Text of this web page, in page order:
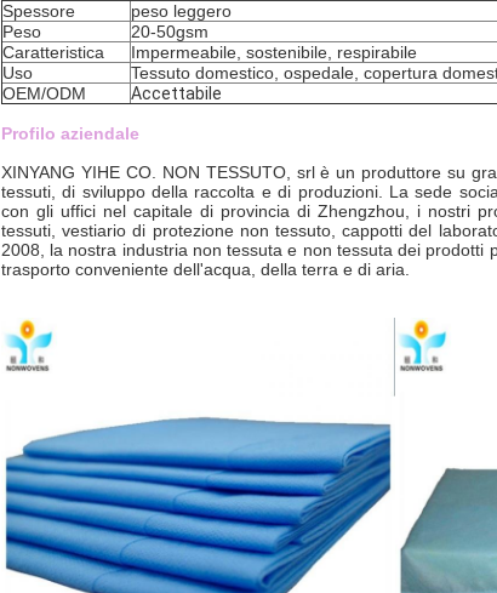
Spessore
peso leggero
Peso
20-50gsm
Caratteristica
Impermeabile, sostenibile, respirabile
Uso
Tessuto domestico, ospedale, copertura
OEM/ODM
Accettabile
Profilo aziendale
XINYANG YIHE CO. NON TESSUTO, srl è un produttore su
tessuti, di sviluppo della raccolta e di produzioni. La sede
con gli uffici nel capitale di provincia di Zhengzhou, i nostri
tessuti, vestiario di protezione non tessuto, cappotti del
2008, la nostra industria non tessuta e non tessuta dei
trasporto conveniente dell'acqua, della terra e di aria.